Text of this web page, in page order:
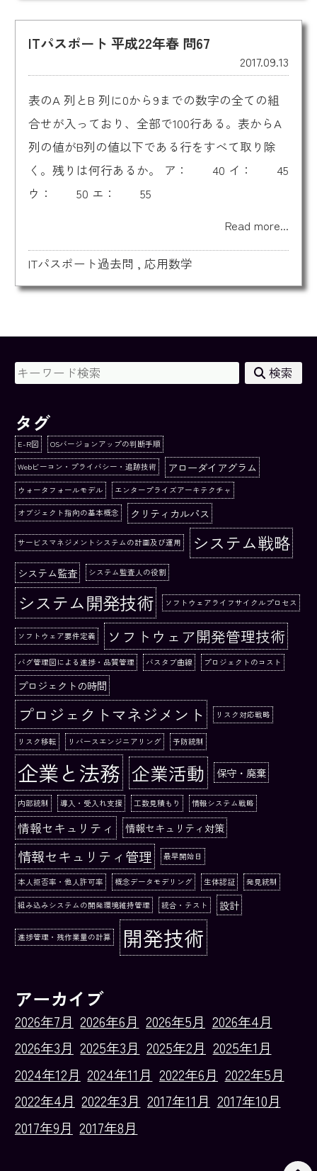
ITパスポート 平成22年春 問67
2017.09.13
表のA 列とB 列に0から9までの数字の全ての組
合せが入っており、全部で100行ある。表からA
列の値がB列の値以下である行をすべて取り除
く。残りは何行あるか。 ア： 40 イ： 45
ウ： 50 エ： 55
Read more...
ITパスポート過去問 , 応用数学
検索
タグ
E-R図 OSバージョンアップの判断手順
Webビーコン・プライバシー・追跡技術 アローダイアグラム
ウォータフォールモデル エンタープライズアーキテクチャ
オブジェクト指向の基本概念 クリティカルパス
サービスマネジメントシステムの計画及び運用 システム戦略
システム監査 システム監査人の役割
システム開発技術 ソフトウェアライフサイクルプロセス
ソフトウェア要件定義 ソフトウェア開発管理技術
バグ管理図による進捗・品質管理 バスタブ曲線 プロジェクトのコスト
プロジェクトの時間
プロジェクトマネジメント リスク対応戦略
リスク移転 リバースエンジニアリング 予防統制
企業と法務 企業活動 保守・廃棄
内部統制 導入・受入れ支援 工数見積もり 情報システム戦略
情報セキュリティ 情報セキュリティ対策
情報セキュリティ管理 最早開始日
本人拒否率・他人許可率 概念データモデリング 生体認証 発見統制
組み込みシステムの開発環境維持管理 統合・テスト 設計
進捗管理・残作業量の計算 開発技術
アーカイブ
2026年7月 2026年6月 2026年5月 2026年4月
2026年3月 2025年3月 2025年2月 2025年1月
2024年12月 2024年11月 2022年6月 2022年5月
2022年4月 2022年3月 2017年11月 2017年10月
2017年9月 2017年8月